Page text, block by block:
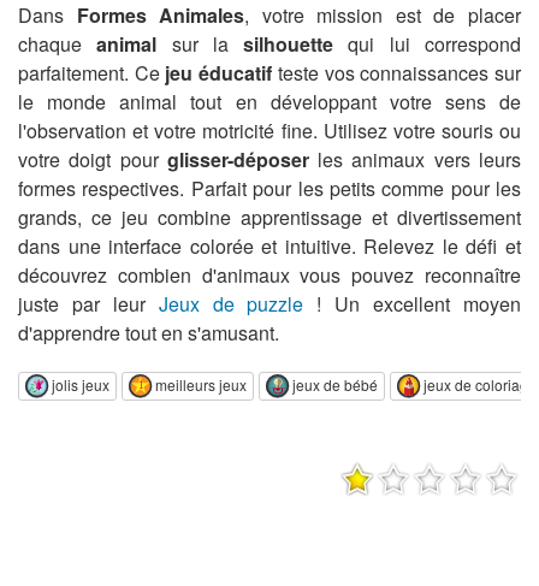
Dans Formes Animales, votre mission est de placer
chaqueanimal sur lasilhouette qui lui correspond
parfaitement. Ce jeu éducatif teste vos connaissances sur
le monde animal tout en développant votre sens de
l'observation et votre motricité fine. Utilisez votre souris ou
votre doigt pour glisser-déposerles animaux vers leurs
formes respectives. Parfait pour les petits comme pour les
grands, ce jeu combine apprentissage et divertissement
dans une interface colorée et intuitive. Relevez le défi et
découvrez combien d'animaux vous pouvez reconnaître
juste par leur Jeux de puzzle ! Un excellent moyen
d'apprendre tout en s'amusant.
jolis jeux meilleurs jeux jeux de bébé jeux de coloriage